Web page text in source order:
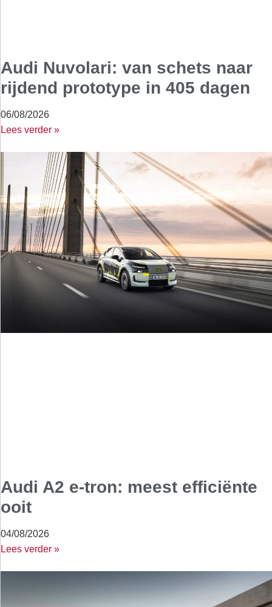
Audi Nuvolari: van schets naar
rijdend prototype in 405 dagen
06/08/2026
Lees verder »
Audi A2 e-tron: meest efficiënte
ooit
04/08/2026
Lees verder »